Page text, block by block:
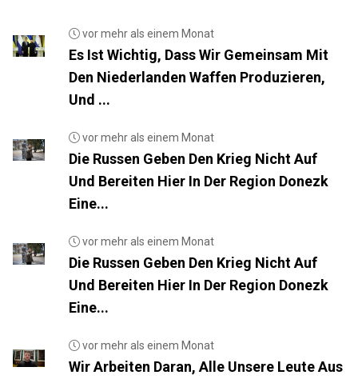
vor mehr als einem Monat
Es Ist Wichtig, Dass Wir Gemeinsam Mit
Den Niederlanden Waffen Produzieren,
Und ...
vor mehr als einem Monat
Die Russen Geben Den Krieg Nicht Auf
Und Bereiten Hier In Der Region Donezk
Eine...
vor mehr als einem Monat
Die Russen Geben Den Krieg Nicht Auf
Und Bereiten Hier In Der Region Donezk
Eine...
vor mehr als einem Monat
Wir Arbeiten Daran, Alle Unsere Leute Aus